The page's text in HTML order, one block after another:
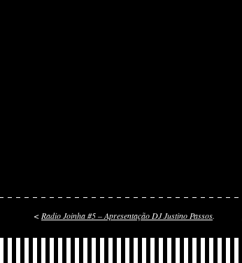
< Radio Joinha #5 – Apresentação DJ Justino Passos.